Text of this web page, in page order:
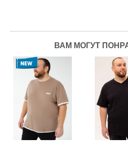
ВАМ МОГУТ